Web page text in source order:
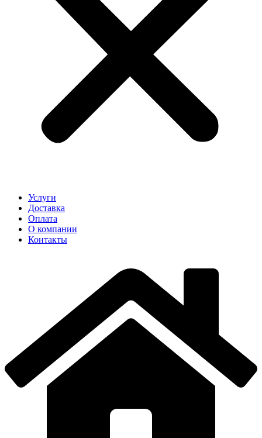
Услуги
Доставка
Оплата
О компании
Контакты